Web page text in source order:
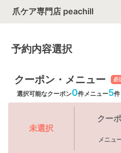
爪ケア専門店 peachill
予約内容選択
クーポン・メニュー 必
選択可能なクーポン0件 メニュー5件
未選択
クー
メニュ